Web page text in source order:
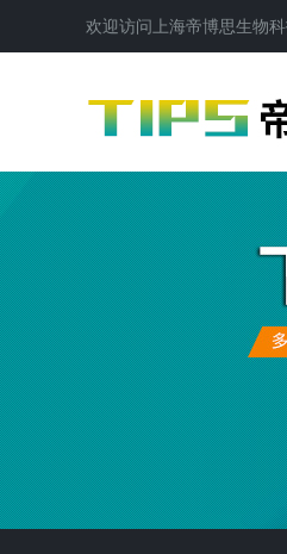
欢迎访问 上海帝博思生物